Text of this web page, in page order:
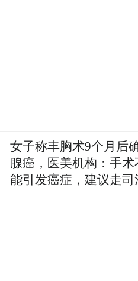
女子称丰胸术9个月后
腺癌，医美机构：手术
能引发癌症，建议走司